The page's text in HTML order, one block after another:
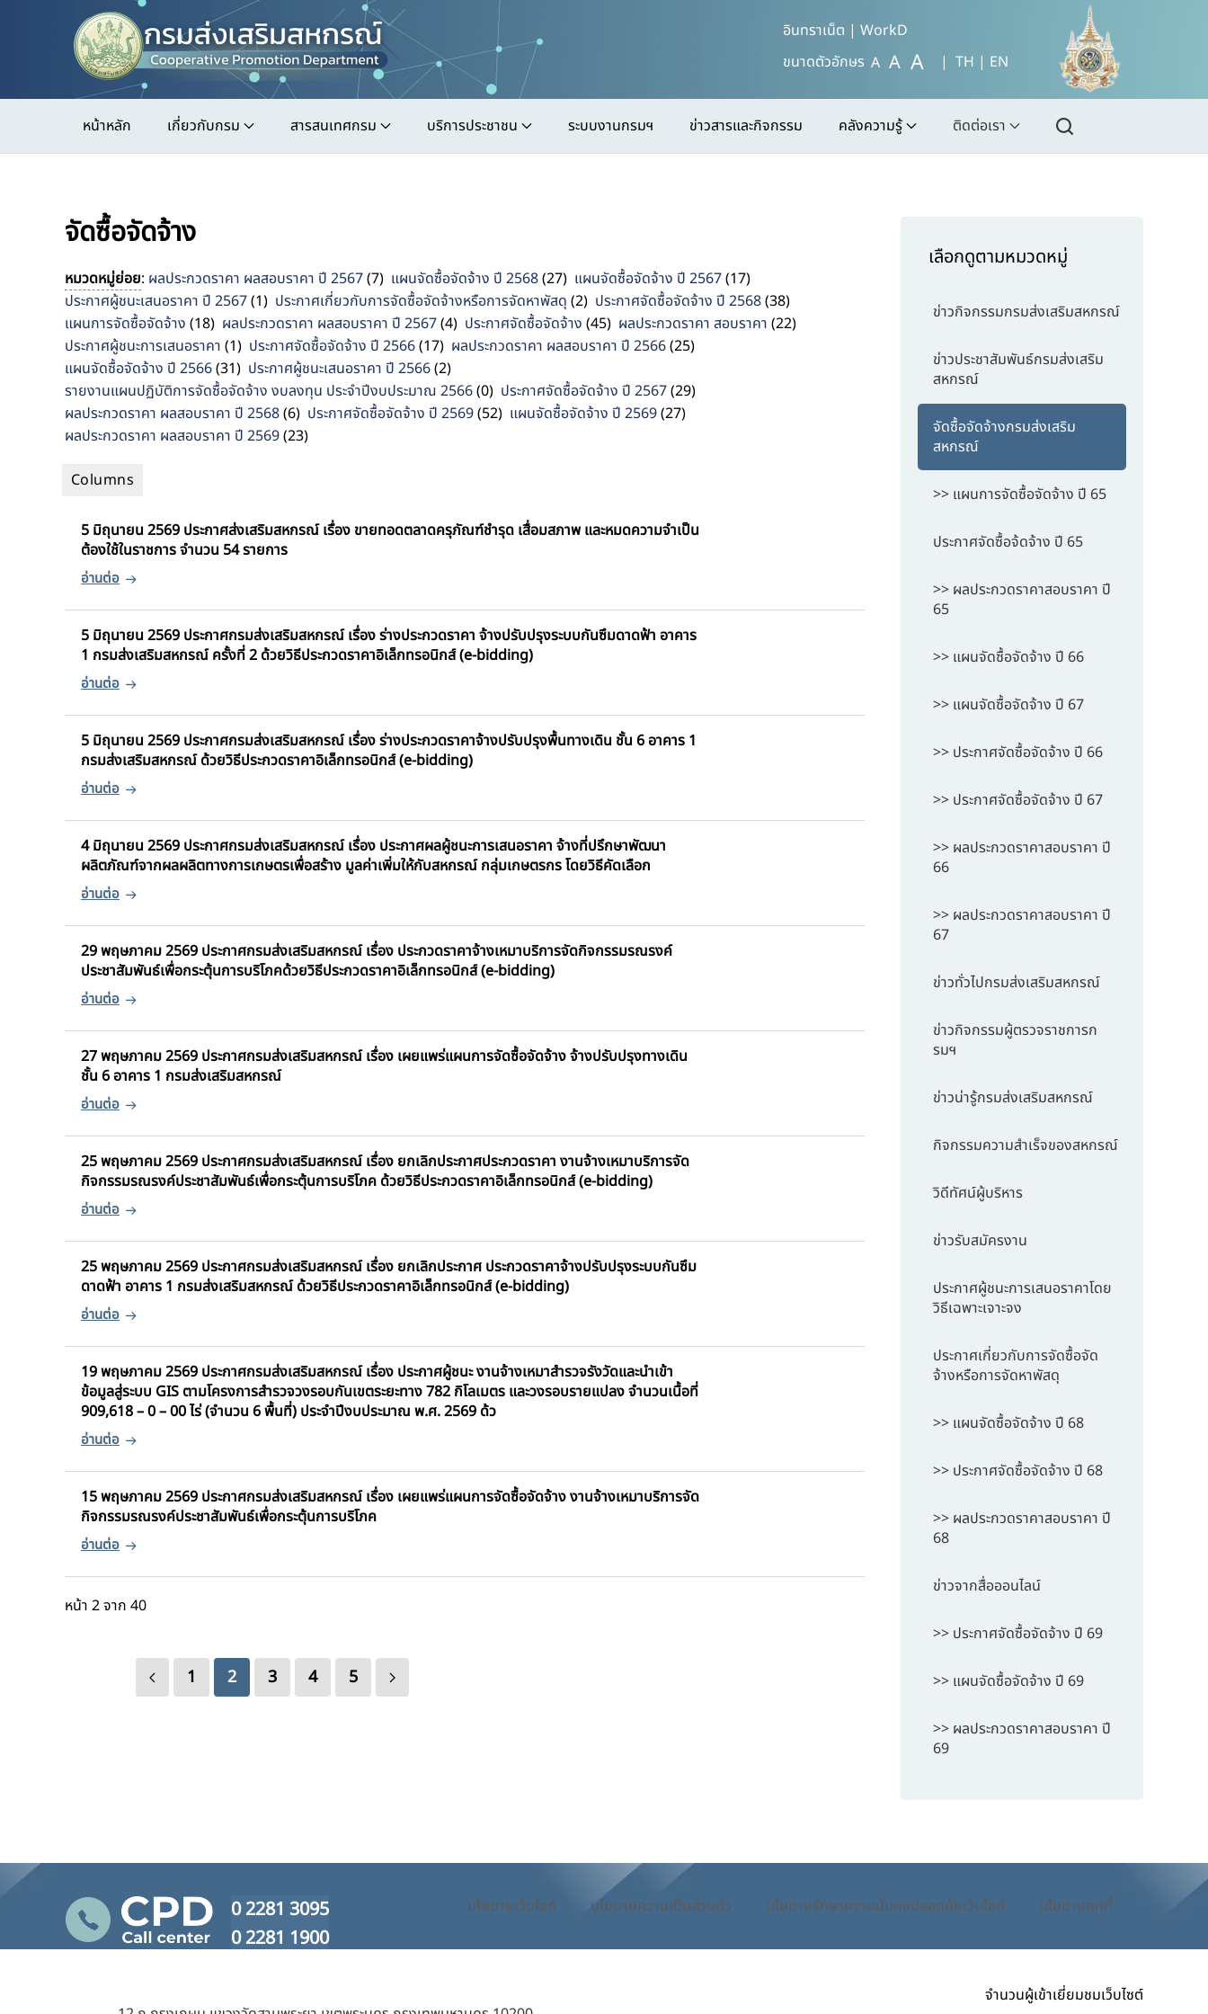
main
อินทราเน็ต | WorkD
ขนาดตัวอักษร A A A | TH | EN
หน้าหลัก เกี่ยวกับกรม สารสนเทศกรม บริการประชาชน ระบบงานกรมฯ ข่าวสารและกิจกรรม คลังความรู้ ติดต่อเรา
จัดซื้อจัดจ้าง
หมวดหมู่ย่อย: ผลประกวดราคา ผลสอบราคา ปี 2567(7) แผนจัดซื้อจัดจ้าง ปี 2568(27) แผนจัดซื้อจัดจ้าง ปี 2567(17)
ประกาศผู้ชนะเสนอราคา ปี 2567(1) ประกาศเกี่ยวกับการจัดซื้อจัดจ้างหรือการจัดหาพัสดุ (2) ประกาศจัดซื้อจัดจ้าง ปี 2568(38)
แผนการจัดซื้อจัดจ้าง (18) ผลประกวดราคา ผลสอบราคา ปี 2567(4) ประกาศจัดซื้อจัดจ้าง (45) ผลประกวดราคา สอบราคา (22)
ประกาศผู้ชนะการเสนอราคา (1) ประกาศจัดซื้อจัดจ้าง ปี 2566(17) ผลประกวดราคา ผลสอบราคา ปี 2566(25)
แผนจัดซื้อจัดจ้าง ปี 2566(31) ประกาศผู้ชนะเสนอราคา ปี 2566(2)
รายงานแผนปฏิบัติการจัดซื้อจัดจ้าง งบลงทุน ประจำปีงบประมาณ 2566(0) ประกาศจัดซื้อจัดจ้าง ปี 2567(29)
ผลประกวดราคา ผลสอบราคา ปี 2568(6) ประกาศจัดซื้อจัดจ้าง ปี 2569(52) แผนจัดซื้อจัดจ้าง ปี 2569(27)
ผลประกวดราคา ผลสอบราคา ปี 2569(23)
5 มิถุนายน 2569 ประกาศส่งเสริมสหกรณ์ เรื่อง ขายทอดตลาดครุภัณฑ์ชำรุด เสื่อมสภาพ และหมดความจำเป็น
ต้องใช้ในราชการ จำนวน 54 รายการ
5 มิถุนายน 2569 ประกาศกรมส่งเสริมสหกรณ์ เรื่อง ร่างประกวดราคา จ้างปรับปรุงระบบกันซึมดาดฟ้า อาคาร
1 กรมส่งเสริมสหกรณ์ ครั้งที่ 2 ด้วยวิธีประกวดราคาอิเล็กทรอนิกส์ (e-bidding)
5 มิถุนายน 2569 ประกาศกรมส่งเสริมสหกรณ์ เรื่อง ร่างประกวดราคาจ้างปรับปรุงพื้นทางเดิน ชั้น 6 อาคาร 1
กรมส่งเสริมสหกรณ์ ด้วยวิธีประกวดราคาอิเล็กทรอนิกส์ (e-bidding)
4 มิถุนายน 2569 ประกาศกรมส่งเสริมสหกรณ์ เรื่อง ประกาศผลผู้ชนะการเสนอราคา จ้างที่ปรึกษาพัฒนา
ผลิตภัณฑ์จากผลผลิตทางการเกษตรเพื่อสร้าง มูลค่าเพิ่มให้กับสหกรณ์ กลุ่มเกษตรกร โดยวิธีคัดเลือก
29 พฤษภาคม 2569 ประกาศกรมส่งเสริมสหกรณ์ เรื่อง ประกวดราคาจ้างเหมาบริการจัดกิจกรรมรณรงค์
ประชาสัมพันธ์เพื่อกระตุ้นการบริโภคด้วยวิธีประกวดราคาอิเล็กทรอนิกส์ (e-bidding)
27 พฤษภาคม 2569 ประกาศกรมส่งเสริมสหกรณ์ เรื่อง เผยแพร่แผนการจัดซื้อจัดจ้าง จ้างปรับปรุงทางเดิน
ชั้น 6 อาคาร 1 กรมส่งเสริมสหกรณ์
25 พฤษภาคม 2569 ประกาศกรมส่งเสริมสหกรณ์ เรื่อง ยกเลิกประกาศประกวดราคา งานจ้างเหมาบริการจัด
กิจกรรมรณรงค์ประชาสัมพันธ์เพื่อกระตุ้นการบริโภค ด้วยวิธีประกวดราคาอิเล็กทรอนิกส์ (e-bidding)
25 พฤษภาคม 2569 ประกาศกรมส่งเสริมสหกรณ์ เรื่อง ยกเลิกประกาศ ประกวดราคาจ้างปรับปรุงระบบกันซึม
ดาดฟ้า อาคาร 1 กรมส่งเสริมสหกรณ์ ด้วยวิธีประกวดราคาอิเล็กทรอนิกส์ (e-bidding)
19 พฤษภาคม 2569 ประกาศกรมส่งเสริมสหกรณ์ เรื่อง ประกาศผู้ชนะ งานจ้างเหมาสำรวจรังวัดและนำเข้า
ข้อมูลสู่ระบบ GIS ตามโครงการสำรวจวงรอบกันเขตระยะทาง 782 กิโลเมตร และวงรอบรายแปลง จำนวนเนื้อที่
909,618 – 0 – 00 ไร่ (จำนวน 6 พื้นที่) ประจำปีงบประมาณ พ.ศ. 2569 ด้ว
15 พฤษภาคม 2569 ประกาศกรมส่งเสริมสหกรณ์ เรื่อง เผยแพร่แผนการจัดซื้อจัดจ้าง งานจ้างเหมาบริการจัด
กิจกรรมรณรงค์ประชาสัมพันธ์เพื่อกระตุ้นการบริโภค
หน้า 2 จาก 40
1 2 3 4 5
เลือกดูตามหมวดหมู่
ข่าวกิจกรรมกรมส่งเสริมสหกรณ์
ข่าวประชาสัมพันธ์กรมส่งเสริม
สหกรณ์
จัดซื้อจัดจ้างกรมส่งเสริม
สหกรณ์
>> แผนการจัดซื้อจัดจ้าง ปี 65
ประกาศจัดซื้อจ้ดจ้าง ปี 65
>> ผลประกวดราคาสอบราคา ปี
65
>> แผนจัดซื้อจัดจ้าง ปี 66
>> แผนจัดซื้อจัดจ้าง ปี 67
>> ประกาศจัดซื้อจัดจ้าง ปี 66
>> ประกาศจัดซื้อจัดจ้าง ปี 67
>> ผลประกวดราคาสอบราคา ปี
66
>> ผลประกวดราคาสอบราคา ปี
67
ข่าวทั่วไปกรมส่งเสริมสหกรณ์
ข่าวกิจกรรมผู้ตรวจราชการก
รมฯ
ข่าวน่ารู้กรมส่งเสริมสหกรณ์
กิจกรรมความสำเร็จของสหกรณ์
วิดีทัศน์ผู้บริหาร
ข่าวรับสมัครงาน
ประกาศผู้ชนะการเสนอราคาโดย
วิธีเฉพาะเจาะจง
ประกาศเกี่ยวกับการจัดซื้อจัด
จ้างหรือการจัดหาพัสดุ
>> แผนจัดซื้อจัดจ้าง ปี 68
>> ประกาศจัดซื้อจัดจ้าง ปี 68
>> ผลประกวดราคาสอบราคา ปี
68
ข่าวจากสื่อออนไลน์
>> ประกาศจัดซื้อจัดจ้าง ปี 69
>> แผนจัดซื้อจัดจ้าง ปี 69
>> ผลประกวดราคาสอบราคา ปี
69
0 2281 3095
0 2281 1900
นโยบายเว็บไซต์ นโยบายความเป็นส่วนตัว นโยบายรักษาความมั่นคงปลอดภัยเว็บไซต์ นโยบายคุกกี้
จำนวนผู้เข้าเยี่ยมชมเว็บไซต์